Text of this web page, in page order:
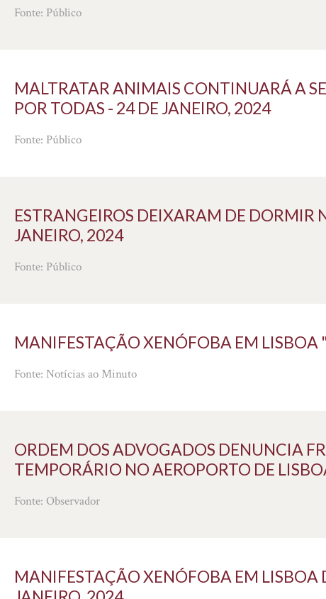
Fonte: Público
MALTRATAR ANIMAIS CONTINUARÁ A
POR TODAS - 24 DE JANEIRO, 2024
Fonte: Público
ESTRANGEIROS DEIXARAM DE DORMIR
JANEIRO, 2024
Fonte: Público
MANIFESTAÇÃO XENÓFOBA EM LISBOA
Fonte: Notícias ao Minuto
ORDEM DOS ADVOGADOS DENUNCIA
TEMPORÁRIO NO AEROPORTO DE
Fonte: Observador
MANIFESTAÇÃO XENÓFOBA EM LISBOA